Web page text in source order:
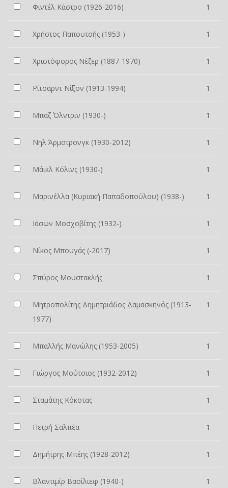
Φιντέλ Κάστρο (1926-2016) 1
Χρήστος Παπουτσής (1953-) 1
Χριστόφορος Νέζερ (1887-1970) 1
Ρίτσαρντ Νίξον (1913-1994) 1
Μπαζ Όλντριν (1930-) 1
Νηλ Άρμστρονγκ (1930-2012) 1
Μάικλ Κόλινς (1930-) 1
Μαρινέλλα (Κυριακή Παπαδοπούλου) (1938-) 1
Ιάσων Μοσχοβίτης (1932-) 1
Νίκος Μπουγάς (-2017) 1
Σπύρος Μουστακλής 1
Μητροπολίτης Δημητριάδος Δαμασκηνός (1913-
1977)
1
Μπαλλής Μανώλης (1953-2005) 1
Γιώργος Μούτσιος (1932-2012) 1
Σταμάτης Κόκοτας 1
Πετρή Σαλπέα 1
Δημήτρης Μπέης (1928-2012) 1
Βλαντιμίρ Βασίλιεφ (1940-) 1